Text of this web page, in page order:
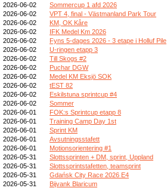
2026-06-02
Sommercup 1 afd 2026
2026-06-02
VPT 4, final - Västmanland Park Tour
2026-06-02
KM, OK Kåre
2026-06-02
IFK Medel Km 2026
2026-06-02
Fyns 5-dages 2026 - 3 etape i Holluf Pile
2026-06-02
U-ringen etapp 3
2026-06-02
Till Skogs #2
2026-06-02
Puchar DGW
2026-06-02
Medel KM Eksjö SOK
2026-06-02
tEST 82
2026-06-02
Eskilstuna sprintcup #4
2026-06-02
Sommer
2026-06-01
FOK:s Sprintcup etapp 8
2026-06-01
Training Camp Day 1st
2026-06-01
Sprint KM
2026-06-01
Avsutningsstafett
2026-06-01
Motionsorientering #1
2026-05-31
Slottssprinten + DM, sprint, Uppland
2026-05-31
Slottssprintstafetten, teamsprint
2026-05-31
Gdańsk City Race 2026 E4
2026-05-31
Bijvank Blaricum